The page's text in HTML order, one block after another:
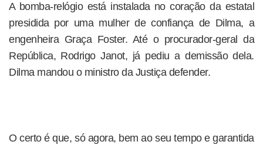
A bomba-relógio está instalada no coração da estatal
presidida por uma mulher de confiança de Dilma, a
engenheira Graça Foster. Até o procurador-geral da
República, Rodrigo Janot, já pediu a demissão dela.
Dilma mandou o ministro da Justiça defender.
O certo é que, só agora, bem ao seu tempo e garantida